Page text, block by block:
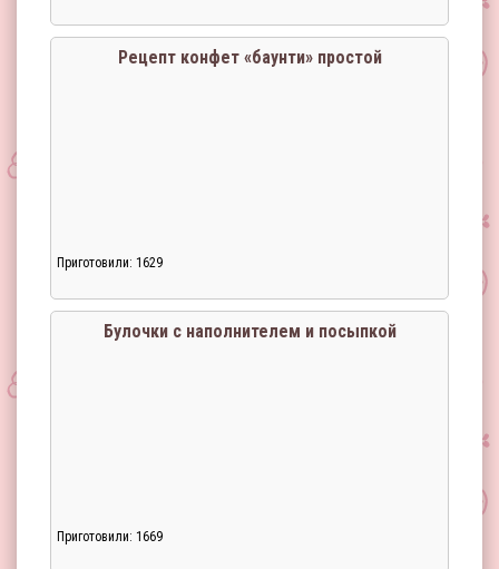
Рецепт конфет «баунти» простой
Приготовили: 1629
Булочки с наполнителем и посыпкой
Приготовили: 1669